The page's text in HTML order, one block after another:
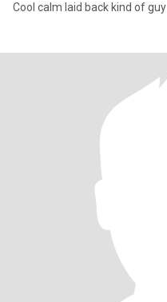
Cool calm laid back kind of guy